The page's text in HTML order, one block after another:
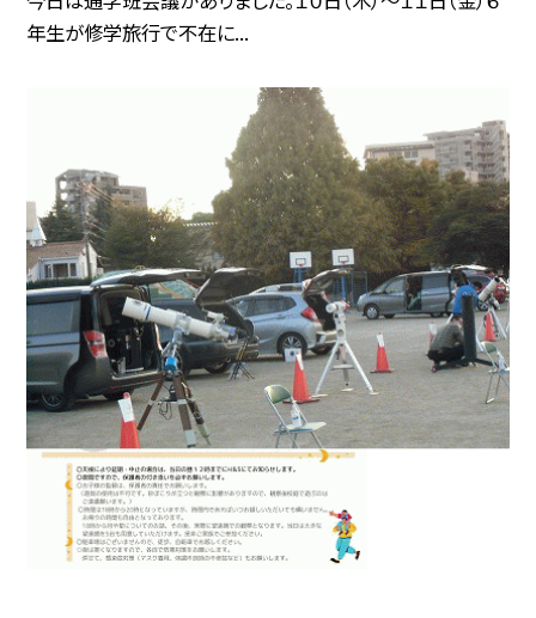
年生が修学旅行で不在に...